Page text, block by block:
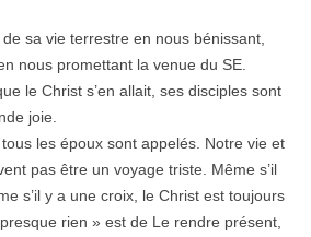
sa vie terrestre en nous bénissant,
nous promettant la venue du SE.
le Christ s’en allait, ses disciples sont
joie.
les époux sont appelés. Notre vie et
pas être un voyage triste. Même s’il
s’il y a une croix, le Christ est toujours
rien » est de Le rendre présent,